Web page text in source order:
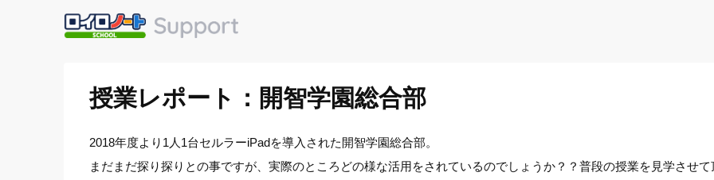
授業レポート：開智学園総合部
2018年度より1人1台セルラーiPadを導入された開智学園総合部。
まだまだ探り探りとの事ですが、実際のところどの様な活用をされているのでしょうか？？普段の授業を見学させ